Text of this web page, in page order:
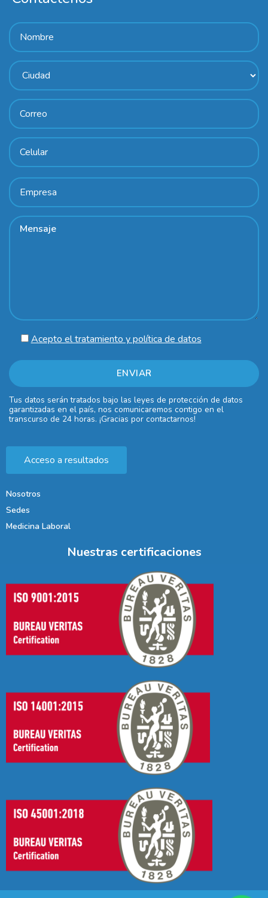
Acepto el tratamiento y política de datos
Tus datos serán tratados bajo las leyes de protección de datos
garantizadas en el país, nos comunicaremos contigo en el
transcurso de 24 horas. ¡Gracias por contactarnos!
Acceso a resultados
Nosotros
Sedes
Medicina Laboral
Nuestras certificaciones